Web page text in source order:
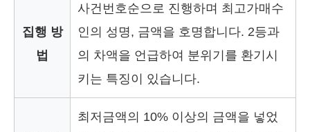
집행 방
법
사건번호순으로 진행하며 최고가매수
인의 성명, 금액을 호명합니다. 2등과
의 차액을 언급하여 분위기를 환기시
키는 특징이 있습니다.
최저금액의 10% 이상의 금액을 넣었